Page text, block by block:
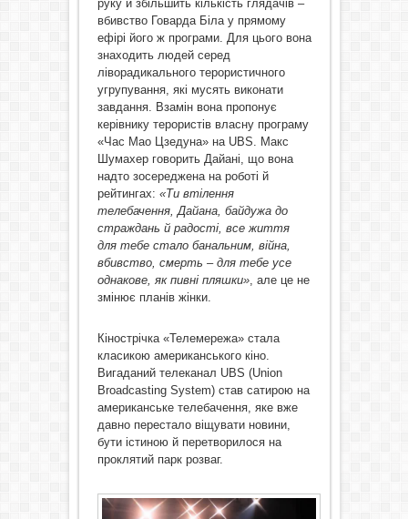
руку й збільшить кількість глядачів –
вбивство Говарда Біла у прямому
ефірі його ж програми. Для цього вона
знаходить людей серед
ліворадикального терористичного
угрупування, які мусять виконати
завдання. Взамін вона пропонує
керівнику терористів власну програму
«Час Мао Цзедуна» на UBS. Макс
Шумахер говорить Дайані, що вона
надто зосереджена на роботі й
рейтингах: «Ти втілення
телебачення, Дайана, байдужа до
страждань й радості, все життя
для тебе стало банальним, війна,
вбивство, смерть – для тебе усе
однакове, як пивні пляшки», але це не
змінює планів жінки.
Кінострічка «Телемережа» стала
класикою американського кіно.
Вигаданий телеканал UBS (Union
Broadcasting System) став сатирою на
американське телебачення, яке вже
давно перестало віщувати новини,
бути істиною й перетворилося на
проклятий парк розваг.